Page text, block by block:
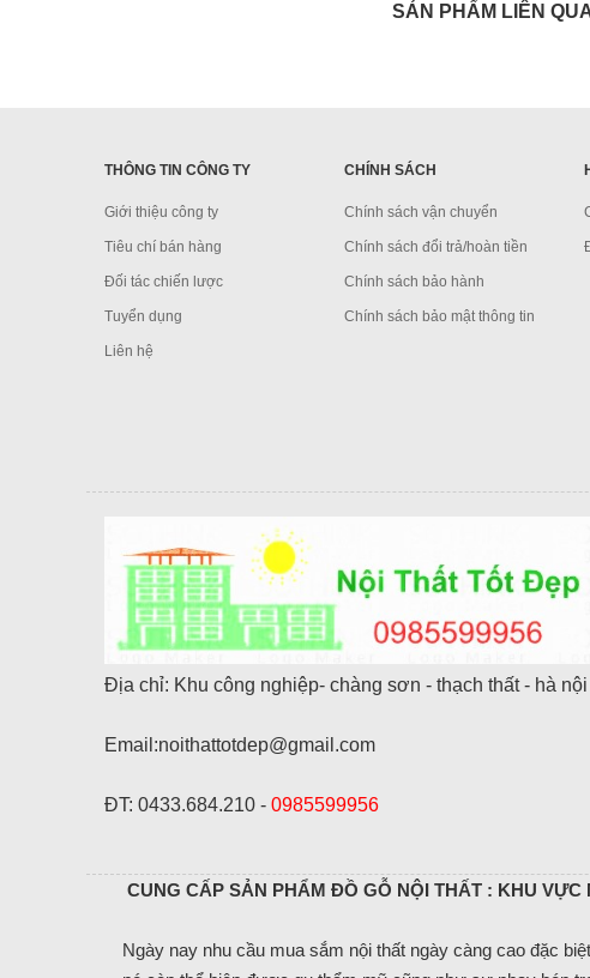
SẢN PHẨM LIÊN
THÔNG TIN CÔNG TY
Giới thiệu công ty
Tiêu chí bán hàng
Đối tác chiến lược
Tuyển dụng
Liên hệ
CHÍNH SÁCH
Chính sách vận chuyển
Chính sách đổi trả/hoàn tiền
Chính sách bảo hành
Chính sách bảo mật thông tin
Địa chỉ: Khu công nghiệp- chàng sơn - thạch thất - hà nội
Email:noithattotdep@gmail.com
ĐT: 0433.684.210 - 0985599956
CUNG CẤP SẢN PHẨM ĐỒ GỖ NỘI THẤT : KHU VỰC
Ngày nay nhu cầu mua sắm nội thất ngày càng cao đặc